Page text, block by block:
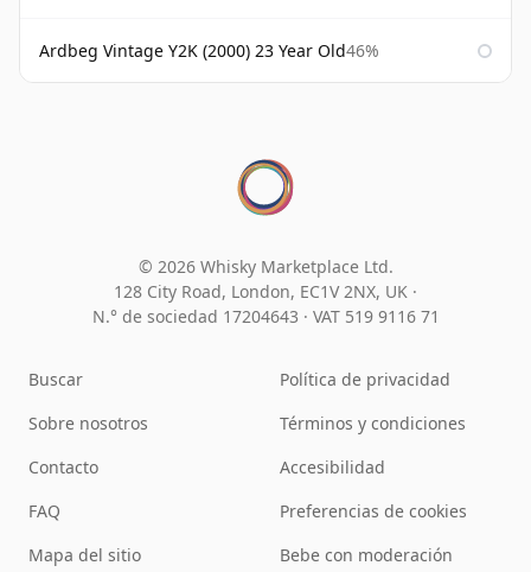
Ardbeg Vintage Y2K (2000) 23 Year Old46%
© 2026 Whisky Marketplace Ltd.
128 City Road, London, EC1V 2NX, UK ·
N.° de sociedad 17204643 · VAT 519 9116 71
Buscar
Sobre nosotros
Contacto
FAQ
Mapa del sitio
Política de privacidad
Términos y condiciones
Accesibilidad
Preferencias de cookies
Bebe con moderación